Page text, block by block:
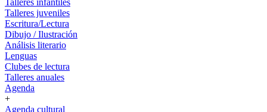
Talleres infantiles
Talleres juveniles
Escritura/Lectura
Dibujo / Ilustración
Análisis literario
Lenguas
Clubes de lectura
Talleres anuales
Agenda
+
Agenda cultural